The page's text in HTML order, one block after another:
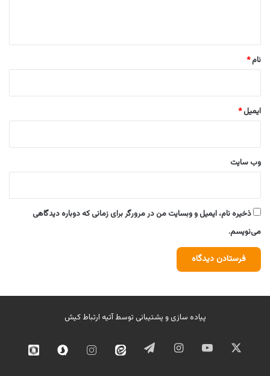
نام*
ایمیل*
وب‌ سایت
ذخیره نام، ایمیل و وبسایت من در مرورگر برای زمانی که دوباره دیدگاهی
می‌نویسم.
پیاده سازی و پشتیبانی توسطآتیه ارتباط کیش
ایکس یوتیوب اینستاگرامتلگرام ایتا
اینستاگرامسروش